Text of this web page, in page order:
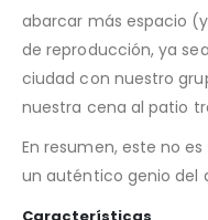
abarcar más espacio
de reproducción, ya
ciudad con nuestro
nuestra cena al patio
En resumen, este no
un auténtico genio del